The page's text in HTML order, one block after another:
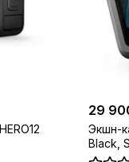
29
Экшн-
Black,